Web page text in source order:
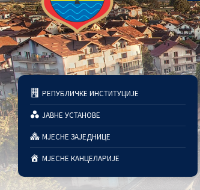
РЕПУБЛИЧКЕ ИНСТИТУЦИЈЕ
ЈАВНЕ УСТАНОВЕ
МЈЕСНЕ ЗАЈЕДНИЦЕ
МЈЕСНЕ КАНЦЕЛАРИЈЕ